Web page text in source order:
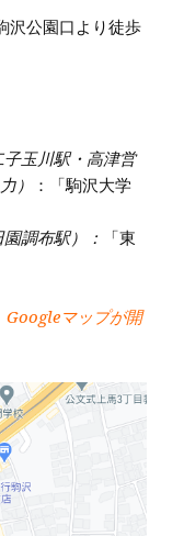
公園口より徒歩
子玉川駅・高津営
）
：「駒沢大学
園調布駅）：
「東
Googleマップが開